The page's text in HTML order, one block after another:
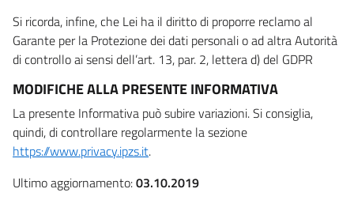
Si ricorda, infine, che Lei ha il diritto di proporre reclamo al
Garante per la Protezione dei dati personali o ad altra Autorità
di controllo ai sensi dell’art. 13, par. 2, lettera d) del GDPR
MODIFICHE ALLA PRESENTE INFORMATIVA
La presente Informativa può subire variazioni. Si consiglia,
quindi, di controllare regolarmente la sezione
https://www.privacy.ipzs.it.
Ultimo aggiornamento:03.10.2019